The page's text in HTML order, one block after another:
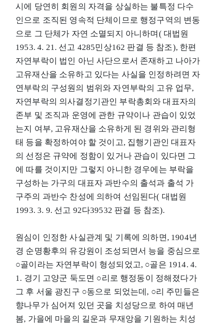
시에 당연히 회원의 자격을 상실하는 불특정 다수
인으로 조직된 영속적 단체이므로 행정구역의 변동
으로 그 단체가 자연 소멸되지 아니하며( 대법원
1953. 4. 21. 선고 4285민상162 판결 등 참조), 한편
자연부락이 법인 아닌 사단으로서 존재하고 나아가
고유재산을 소유하고 있다는 사실을 인정하려면 자
연부락의 구성원의 범위와 자연부락의 고유 업무,
자연부락의 의사결정기관인 부락총회와 대표자의
존부 및 조직과 운영에 관한 규약이나 관습이 있었
는지 여부, 고유재산을 소유하게 된 경위와 관리형
태 등을 확정하여야 할 것이고, 집행기관인 대표자
의 선정은 규약에 정함이 있거나 관습이 있다면 그
에 따를 것이지만 그렇지 아니한 경우에는 부락을
구성하는 가구의 대표자 과반수의 출석과 출석 가
구주의 과반수 찬성에 의하여 선임된다( 대법원
1993. 3. 9. 선고 92다39532 판결 등 참조).
원심이 인정한 사실관계 및 기록에 의하면, 1904년
경 순명황후의 유강원이 조성되면서 능을 중심으로
○골이라는 자연부락이 형성되었고, ○골은 1914. 4.
1. 경기 고양군 둑도면 ○리로 행정동이 정해졌다가
그 후 서울 광진구 ○동으로 되었는데, ○리 주민들은
향나무가 심어져 있던 곳을 치성당으로 하여 매년
봄, 가을에 마을의 길운과 무재앙을 기원하는 치성